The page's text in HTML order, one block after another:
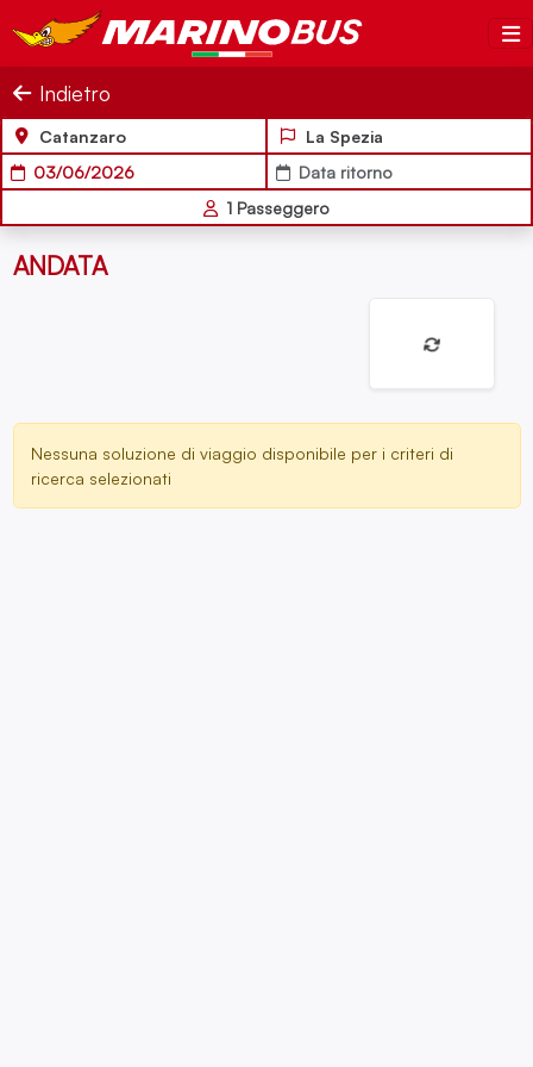
Salta al contenuto
MarinoBus
Indietro
Catanzaro
La Spezia
03/06/2026
Data ritorno
1 Passeggero
ANDATA
Nessuna soluzione di viaggio disponibile per i criteri di
ricerca selezionati